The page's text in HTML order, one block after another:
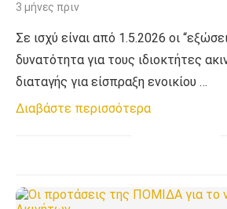
3 μήνες πριν
Σε ισχύ είναι από 1.5.2026 οι
δυνατότητα για τους ιδιοκτήτες
διαταγής για είσπραξη ενοικίου …
Διαβάστε περισσότερα